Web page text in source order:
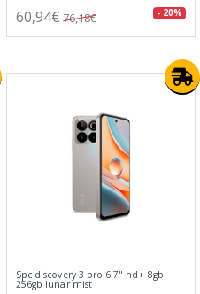
60,94€ 76,18€ - 20%
Spc discovery 3 pro 6.7" hd+ 8gb
256gb lunar mist